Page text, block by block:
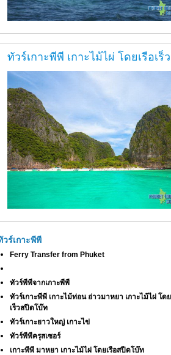
ทัวร์เกาะพีพี เกาะไม้ไผ่ โดยเรือเร็
วร์เกาะพีพี
Ferry Transfer from Phuket
ทัวร์พีพีจากเกาะพีพี
ทัวร์เกาะพีพี เกาะไม้ท่อน อ่าวมาหยา เกาะไม้ไผ่ โดย
เร็วสปีดโบ๊ท
ทัวร์เกาะยาวใหญ่ เกาะไข่
ทัวร์พีพีครุสเซอร์
เกาะพีพี มาหยา เกาะไม้ไผ่ โดยเรือสปีดโบ๊ท